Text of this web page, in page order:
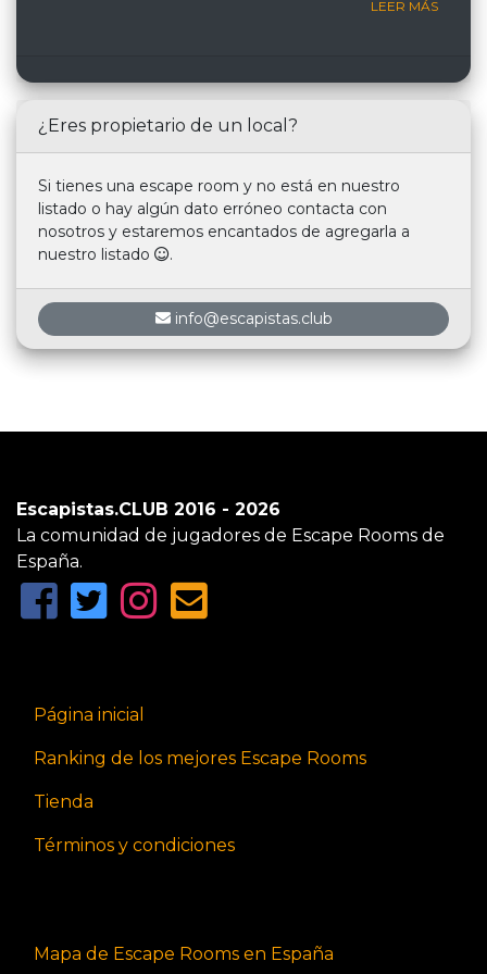
LEER MÁS
¿Eres propietario de un local?
Si tienes una escape room y no está en nuestro
listado o hay algún dato erróneo contacta con
nosotros y estaremos encantados de agregarla a
nuestro listado
.
info@escapistas.club
Escapistas.CLUB 2016 - 2026
La comunidad de jugadores de Escape Rooms de
España.
Página inicial
Ranking de los mejores Escape Rooms
Tienda
Términos y condiciones
Mapa de Escape Rooms en España